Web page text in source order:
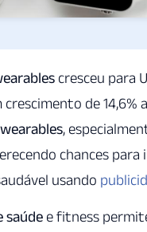
cresceu para
crescimento de 14,6%
,
chances
usando
saúde e fitness